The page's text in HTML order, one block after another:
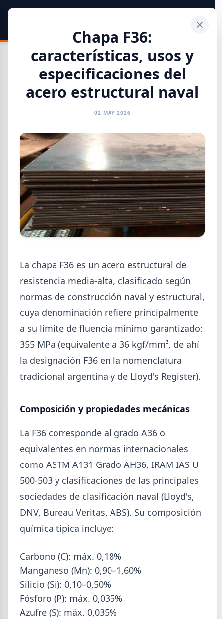
GENERAL 2026-08-07
Cheques rechazados en alza: la
cadena de pagos metalúrgica
muestra signos de estrés
Junio fue el tercer peor mes en cheques rechazados
en casi seis años. El caso Metalfor expone la tensión
que crece en la cadena de pagos metalúrgica.
UOM
acuerdo, siguen vigentes los
valores de abril
UOM y cámaras metalúrgicas no cerraron la
paritaria. Agosto se liquida con los valores de abril:
IMGR $1.036.390.
Chapa F36:
características, usos y
especificaciones del
acero estructural naval
02 MAY 2026
La chapa F36 es un acero estructural de
resistencia media-alta, clasificado según
normas de construcción naval y estructural,
cuya denominación refiere principalmente
a su límite de fluencia mínimo garantizado:
355 MPa (equivalente a 36 kgf/mm², de ahí
la designación F36 en la nomenclatura
tradicional argentina y de Lloyd's Register).
Composición y propiedades mecánicas
La F36 corresponde al grado A36 o
equivalentes en normas internacionales
como ASTM A131 Grado AH36, IRAM IAS U
500-503 y clasificaciones de las principales
sociedades de clasificación naval (Lloyd's,
DNV, Bureau Veritas, ABS). Su composición
química típica incluye:
Carbono (C): máx. 0,18%
Manganeso (Mn): 0,90–1,60%
Silicio (Si): 0,10–0,50%
Fósforo (P): máx. 0,035%
Azufre (S): máx. 0,035%